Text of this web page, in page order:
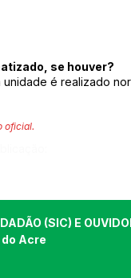
se houver?
é realizado
oficial.
(SIC) E
Acre